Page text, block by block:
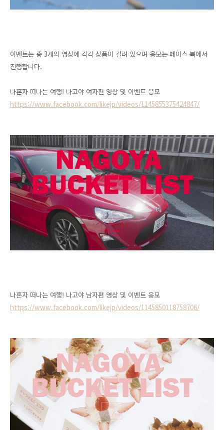
이벤트는 총 3개의 영상에 각각 상품이 걸려 있으며 응모는 페이스 북에서
진행합니다.
나혼자 떠나는 여행! 나고야 여자편 영상 및 이벤트 응모
https://www.facebook.com/likejp/videos/1145855375424847/
나혼자 떠나는 여행! 나고야 남자편 영상 및 이벤트 응모
https://www.facebook.com/likejp/videos/1145850118758706/